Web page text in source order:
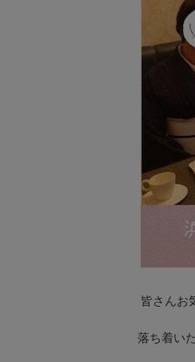
皆さんお
落ち着い